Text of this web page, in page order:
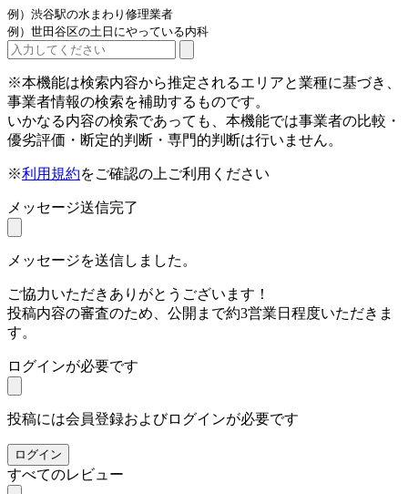
例）渋谷駅の水まわり修理業者
例）世田谷区の土日にやっている内科
※本機能は検索内容から推定されるエリアと業種に基づき、
事業者情報の検索を補助するものです。
いかなる内容の検索であっても、本機能では事業者の比較・
優劣評価・断定的判断・専門的判断は行いません。
※利用規約をご確認の上ご利用ください
メッセージ送信完了
メッセージを送信しました。
ご協力いただきありがとうございます！
投稿内容の審査のため、公開まで約3営業日程度いただきま
す。
ログインが必要です
投稿には会員登録およびログインが必要です
ログイン
すべてのレビュー